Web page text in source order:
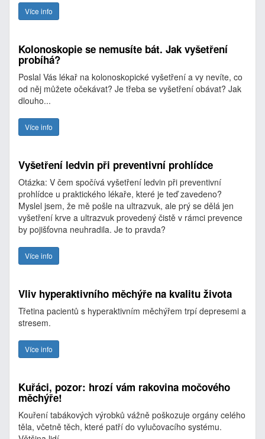
Více info
Kolonoskopie se nemusíte bát. Jak vyšetření
probíhá?
Poslal Vás lékař na kolonoskopické vyšetření a vy nevíte, co
od něj můžete očekávat? Je třeba se vyšetření obávat? Jak
dlouho...
Více info
Vyšetření ledvin při preventivní prohlídce
Otázka: V čem spočívá vyšetření ledvin při preventivní
prohlídce u praktického lékaře, které je teď zavedeno?
Myslel jsem, že mě pošle na ultrazvuk, ale prý se dělá jen
vyšetření krve a ultrazvuk provedený čistě v rámci prevence
by pojišťovna neuhradila. Je to pravda?
Více info
Vliv hyperaktivního měchýře na kvalitu života
Třetina pacientů s hyperaktivním měchýřem trpí depresemi a
stresem.
Více info
Kuřáci, pozor: hrozí vám rakovina močového
měchýře!
Kouření tabákových výrobků vážně poškozuje orgány celého
těla, včetně těch, které patří do vylučovacího systému.